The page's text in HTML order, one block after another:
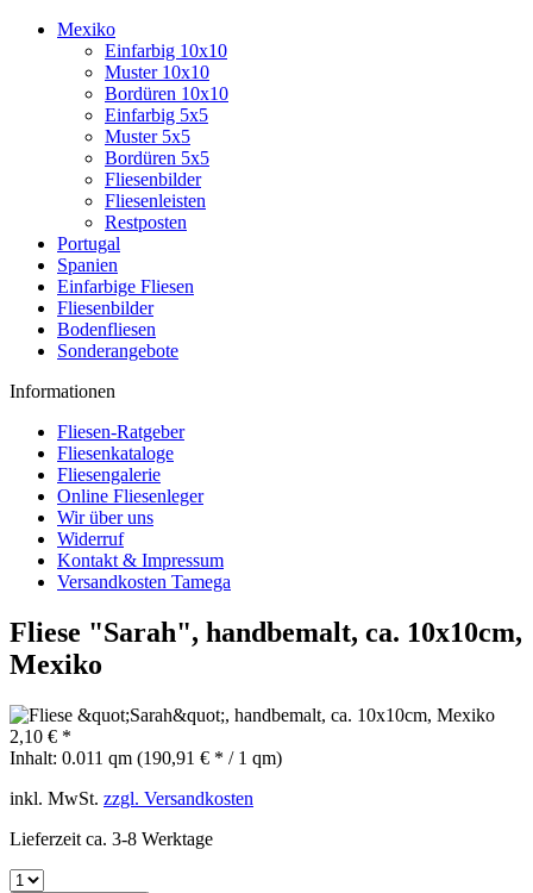
Mexiko
Einfarbig 10x10
Muster 10x10
Bordüren 10x10
Einfarbig 5x5
Muster 5x5
Bordüren 5x5
Fliesenbilder
Fliesenleisten
Restposten
Portugal
Spanien
Einfarbige Fliesen
Fliesenbilder
Bodenfliesen
Sonderangebote
Informationen
Fliesen-Ratgeber
Fliesenkataloge
Fliesengalerie
Online Fliesenleger
Wir über uns
Widerruf
Kontakt & Impressum
Versandkosten Tamega
Fliese "Sarah", handbemalt, ca. 10x10cm,
Mexiko
2,10 € *
Inhalt: 0.011 qm (190,91 € * / 1 qm)
inkl. MwSt. zzgl. Versandkosten
Lieferzeit ca. 3-8 Werktage